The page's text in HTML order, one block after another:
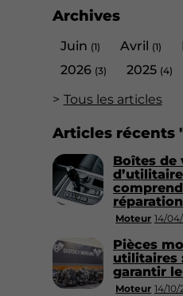
Archives
Juin (1) Avril (1)
2026 (3) 2025 (4)
Tous les articles
Articles récents
Moteur 14/
Boîtes de
Moteur 14/
Pièces
utilitaires
garantir